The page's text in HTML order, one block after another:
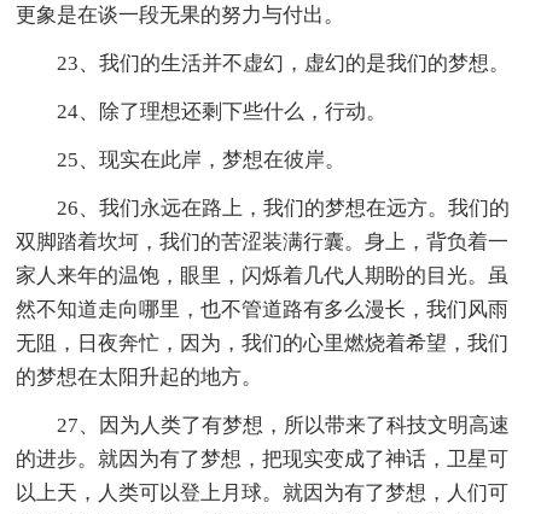
更象是在谈一段无果的努力与付出。
23、我们的生活并不虚幻，虚幻的是我们的梦想。
24、除了理想还剩下些什么，行动。
25、现实在此岸，梦想在彼岸。
26、我们永远在路上，我们的梦想在远方。我们的
双脚踏着坎坷，我们的苦涩装满行囊。身上，背负着一
家人来年的温饱，眼里，闪烁着几代人期盼的目光。虽
然不知道走向哪里，也不管道路有多么漫长，我们风雨
无阻，日夜奔忙，因为，我们的心里燃烧着希望，我们
的梦想在太阳升起的地方。
27、因为人类了有梦想，所以带来了科技文明高速
的进步。就因为有了梦想，把现实变成了神话，卫星可
以上天，人类可以登上月球。就因为有了梦想，人们可